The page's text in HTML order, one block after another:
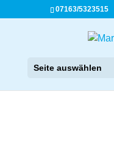
07163/5323515
Seite auswählen